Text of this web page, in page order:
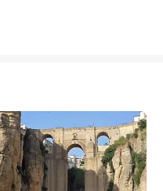
고, 심지어
에 개봉한
. 마이클
약에 깜
적이 나오
보고 물개
개봉했다.